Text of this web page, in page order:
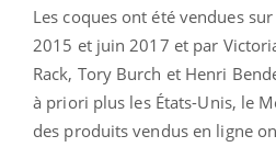
Les coques ont été vendues
2015 et juin 2017 et par
Rack, Tory Burch et Henri
à priori plus les États-Unis, le
des produits vendus en ligne